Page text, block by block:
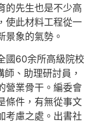
的先生也是不少高
使此材料工程從一
景象的氣勢。
國60余所高級院校
、助理研討員，
營業骨干。編委會
條件，有無從事文
考慮之處。出書社